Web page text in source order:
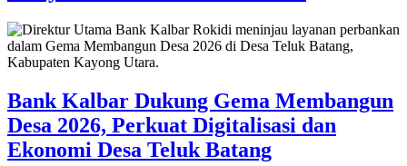
Bank Kalbar Dukung Gema Membangun
Desa 2026, Perkuat Digitalisasi dan
Ekonomi Desa Teluk Batang